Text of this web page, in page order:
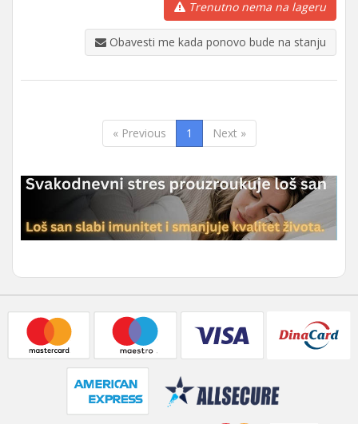
Trenutno nema na lageru
Obavesti me kada ponovo bude na stanju
« Previous 1 Next »